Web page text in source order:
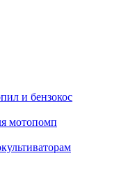
и бензокос
мотопомп